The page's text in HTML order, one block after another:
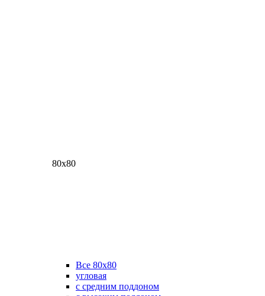
80х80
Все 80х80
угловая
с средним поддоном